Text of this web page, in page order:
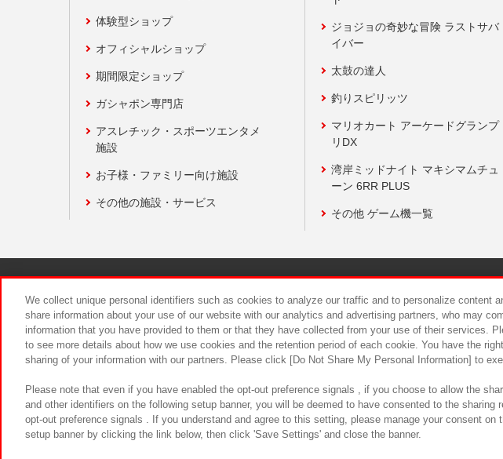
体験型ショップ
オフィシャルショップ
期間限定ショップ
ガシャポン専門店
アスレチック・スポーツエンタメ
施設
お子様・ファミリー向け施設
その他の施設・サービス
ジョジョの奇妙な冒険 ラストサバ
イバー
太鼓の達人
釣りスピリッツ
マリオカート アーケードグランプ
リDX
湾岸ミッドナイト マキシマムチュ
ーン 6RR PLUS
その他 ゲーム機一覧
食品のご提供について カスタマーハラ
We collect unique personal identifiers such as cookies to analyze our traffic and to personalize content
share information about your use of our website with our analytics and advertising partners, who may
information that you have provided to them or that they have collected from your use of their services.
to see more details about how we use cookies and the retention period of each cookie. You have the
sharing of your information with our partners. Please click [Do Not Share My Personal Information] to
Please note that even if you have enabled the opt-out preference signals , if you choose to allow the
and other identifiers on the following setup banner, you will be deemed to have consented to the sharing
opt-out preference signals . If you understand and agree to this setting, please manage your consent on
setup banner by clicking the link below, then click 'Save Settings' and close the banner.